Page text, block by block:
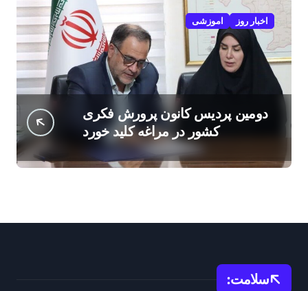
اخبار روز اموزشی
دومین پردیس کانون پرورش فکری
کشور در مراغه کلید خورد
سلامت: